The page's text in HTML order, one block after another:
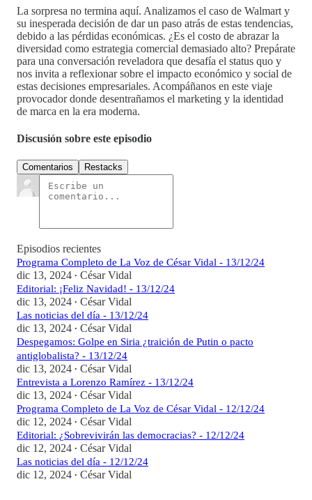
La sorpresa no termina aquí. Analizamos el caso de Walmart y
su inesperada decisión de dar un paso atrás de estas tendencias,
debido a las pérdidas económicas. ¿Es el costo de abrazar la
diversidad como estrategia comercial demasiado alto? Prepárate
para una conversación reveladora que desafía el status quo y
nos invita a reflexionar sobre el impacto económico y social de
estas decisiones empresariales. Acompáñanos en este viaje
provocador donde desentrañamos el marketing y la identidad
de marca en la era moderna.
Discusión sobre este episodio
Comentarios Restacks
Episodios recientes
Programa Completo de La Voz de César Vidal - 13/12/24
dic 13, 2024 • César Vidal
Editorial: ¡Feliz Navidad! - 13/12/24
dic 13, 2024 • César Vidal
Las noticias del día - 13/12/24
dic 13, 2024 • César Vidal
Despegamos: Golpe en Siria ¿traición de Putin o pacto
antiglobalista? - 13/12/24
dic 13, 2024 • César Vidal
Entrevista a Lorenzo Ramírez - 13/12/24
dic 13, 2024 • César Vidal
Programa Completo de La Voz de César Vidal - 12/12/24
dic 12, 2024 • César Vidal
Editorial: ¿Sobrevivirán las democracias? - 12/12/24
dic 12, 2024 • César Vidal
Las noticias del día - 12/12/24
dic 12, 2024 • César Vidal